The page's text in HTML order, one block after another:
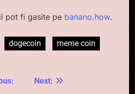
pot fi gasite pe banano.how.
dogecoin meme coin
Next: